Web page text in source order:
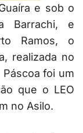
e sob o
Barrachi, e
Ramos, o
realizada no
foi um
que o LEO
no Asilo.